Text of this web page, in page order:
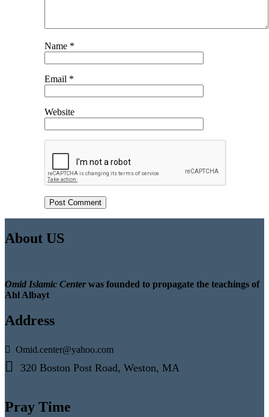
Name *
Email *
Website
About US
Omid Islamic Centerwas founded to propagate the teachings of
Ahl Albayt
Address
Omid.center@yahoo.com
320 Boston Post Road, Weston, MA
Pray Time